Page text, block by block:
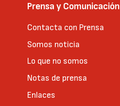
Prensa y Comunicación
Contacta con Prensa
Somos noticia
Lo que no somos
Notas de prensa
Enlaces